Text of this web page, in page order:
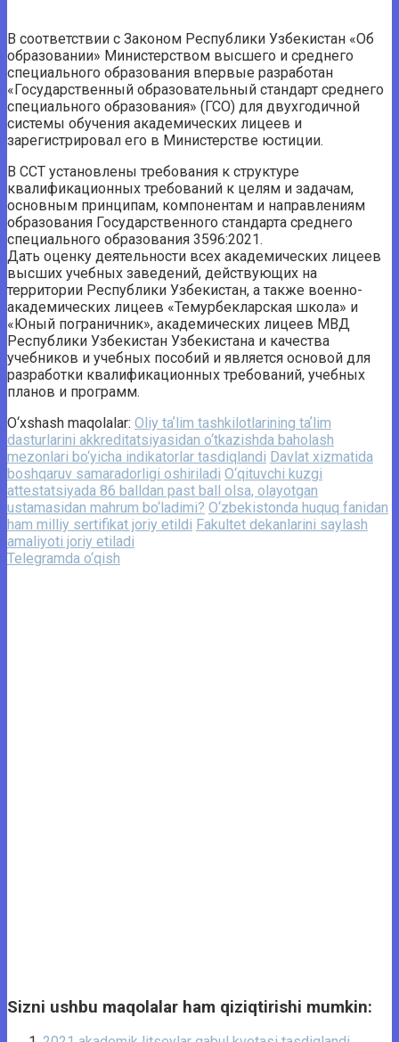
В соответствии с Законом Республики Узбекистан «Об
образовании» Министерством высшего и среднего
специального образования впервые разработан
«Государственный образовательный стандарт среднего
специального образования» (ГСО) для двухгодичной
системы обучения академических лицеев и
зарегистрировал его в Министерстве юстиции.
В ССТ установлены требования к структуре
квалификационных требований к целям и задачам,
основным принципам, компонентам и направлениям
образования Государственного стандарта среднего
специального образования 3596:2021.
Дать оценку деятельности всех академических лицеев
высших учебных заведений, действующих на
территории Республики Узбекистан, а также военно-
академических лицеев «Темурбекларская школа» и
«Юный пограничник», академических лицеев МВД
Республики Узбекистан Узбекистана и качества
учебников и учебных пособий и является основой для
разработки квалификационных требований, учебных
планов и программ.
O‘xshash maqolalar: Oliy taʼlim tashkilotlarining taʼlim
dasturlarini akkreditatsiyasidan o‘tkazishda baholash
mezonlari bo‘yicha indikatorlar tasdiqlandi Davlat xizmatida
boshqaruv samaradorligi oshiriladi O‘qituvchi kuzgi
attestatsiyada 86 balldan past ball olsa, olayotgan
ustamasidan mahrum bo‘ladimi? O‘zbekistonda huquq fanidan
ham milliy sertifikat joriy etildi Fakultet dekanlarini saylash
amaliyoti joriy etiladi
Telegramda o‘qish
Sizni ushbu maqolalar ham qiziqtirishi mumkin: